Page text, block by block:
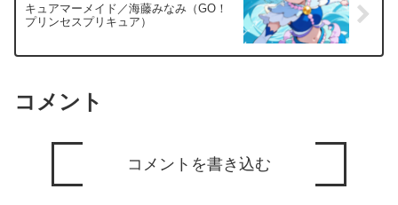
キュアマーメイド／海藤みなみ（GO！
プリンセスプリキュア）
コメント
コメントを書き込む